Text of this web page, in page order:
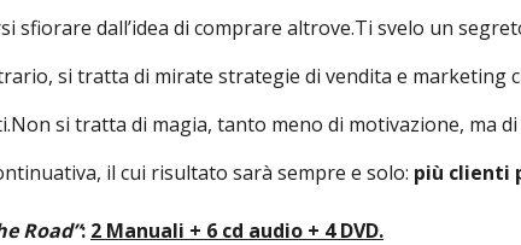
sfiorare dall’idea di comprare altrove.Ti svelo un
si tratta di mirate strategie di vendita e marketing
si tratta di magia, tanto meno di motivazione, ma
il cui risultato sarà sempre e solo: più clienti
Road”: 2 Manuali + 6 cd audio + 4 DVD.